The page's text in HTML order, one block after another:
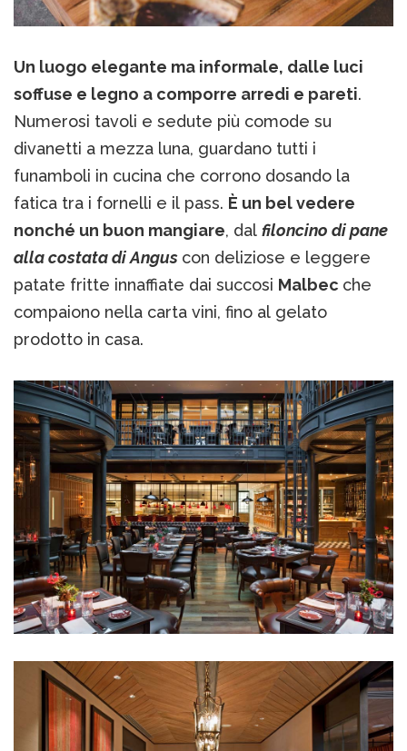
Un luogo elegante ma informale, dalle luci
soffuse e legno a comporre arredi e pareti.
Numerosi tavoli e sedute più comode su
divanetti a mezza luna, guardano tutti i
funamboli in cucina che corrono dosando la
fatica tra i fornelli e il pass. È un bel vedere
nonché un buon mangiare, dal filoncino di pane
alla costata di Angus con deliziose e leggere
patate fritte innaffiate dai succosi Malbec che
compaiono nella carta vini, fino al gelato
prodotto in casa.